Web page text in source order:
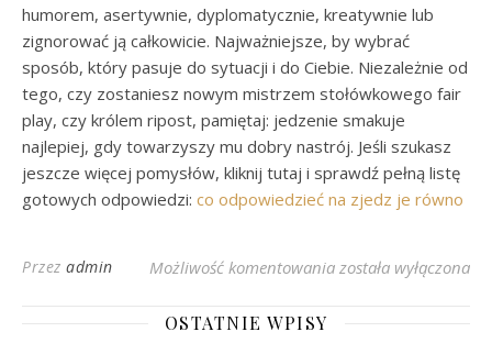
humorem, asertywnie, dyplomatycznie, kreatywnie lub
zignorować ją całkowicie. Najważniejsze, by wybrać
sposób, który pasuje do sytuacji i do Ciebie. Niezależnie od
tego, czy zostaniesz nowym mistrzem stołówkowego fair
play, czy królem ripost, pamiętaj: jedzenie smakuje
najlepiej, gdy towarzyszy mu dobry nastrój. Jeśli szukasz
jeszcze więcej pomysłów, kliknij tutaj i sprawdź pełną listę
gotowych odpowiedzi: co odpowiedzieć na zjedz je równo
Przez admin Możliwość komentowania Czy Wiesz, Co
została wyłączona
OSTATNIE WPISY